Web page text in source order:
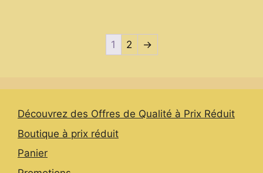
on
1 2 →
Découvrez des Offres de Qualité à Prix Réduit
Boutique à prix réduit
Panier